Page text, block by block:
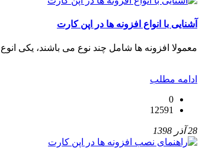
آشنایی با انواع افزونه ها در اپن کارت
معمولا افزونه ها شامل چند نوع می باشند، یکی
ادامه مطلب
0
12591
28 آذر 1398